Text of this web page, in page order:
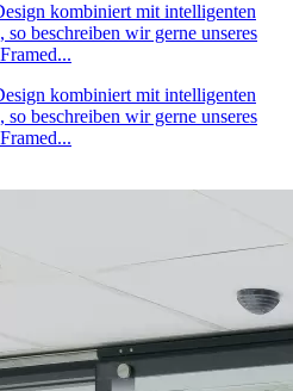
kombiniert mit intelligenten
beschreiben wir gerne unseres
kombiniert mit intelligenten
beschreiben wir gerne unseres